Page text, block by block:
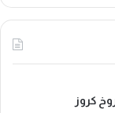
كروز